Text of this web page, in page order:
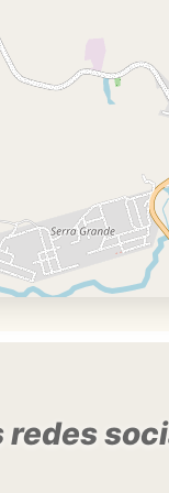
redes